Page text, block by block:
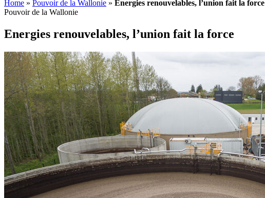
Home » Pouvoir de la Wallonie » Energies renouvelables, l’union fait la force
Pouvoir de la Wallonie
Energies renouvelables, l’union fait la force